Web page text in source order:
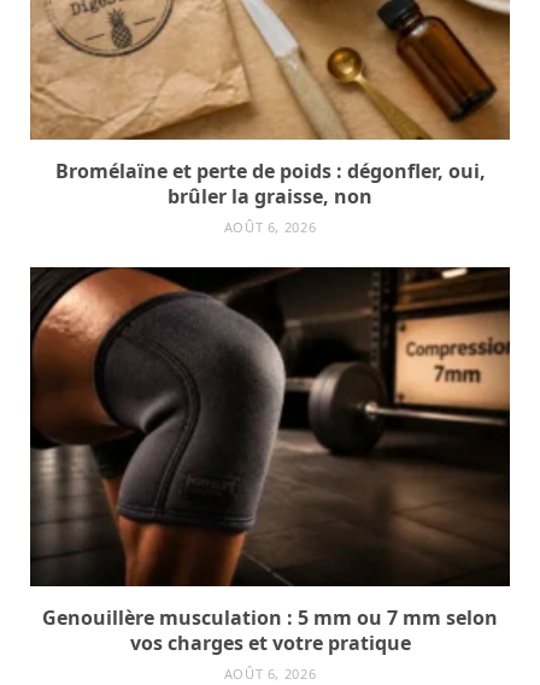
Bromélaïne et perte de poids : dégonfler, oui,
brûler la graisse, non
AOÛT 6, 2026
Genouillère musculation : 5 mm ou 7 mm selon
vos charges et votre pratique
AOÛT 6, 2026